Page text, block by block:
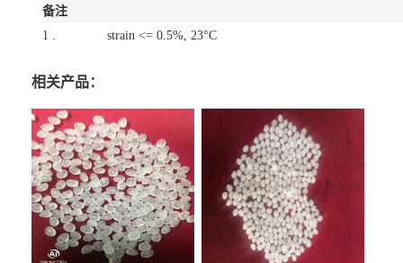
备注
1 .
strain <= 0.5%, 23°C
相关产品：